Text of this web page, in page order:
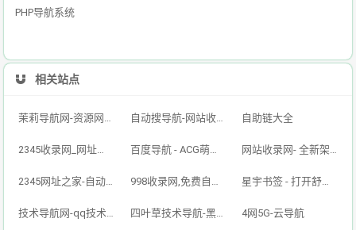
PHP导航系统
相关站点
茉莉导航网-资源网址导航,汇集各大资源网,全网优质技术教程网 自动搜导航-网站收录-自动收录网-网址收录-自动秒收录 自助链大全
2345收录网_网址导航_免费收录网站_自动收录网_秒收录 百度导航 - ACG萌次元丨ACG导航网丨二次元导航丨资源网导航丨福利网址导航 - BaiDu导航 网站收录网- 全新架构自动秒收录网址导航，实现自主提交，自动化收录，打造百万网址库
2345网址之家-自动秒收录,好网址导航 998收录网,免费自动秒收录网址,提供自动收录,网站导航大全源码,自动链,友情链接交换。 星宇书签 - 打开舒适旅程，畅享资源之旅
技术导航网-qq技术导航网-专注网址收录研究 四叶草技术导航-黑科技,资源导航,云端,QQ技术导航网分享网络精品资源平台,多开,云端,网站源码,QQ技术,教程网,小刀娱乐网 4网5G-云导航